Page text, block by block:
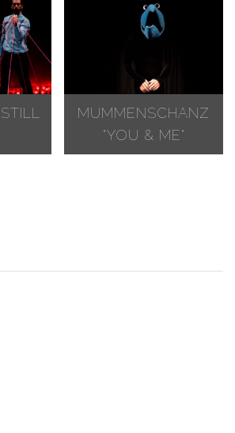
STILL
MUMMENSCHANZ
"YOU & ME"